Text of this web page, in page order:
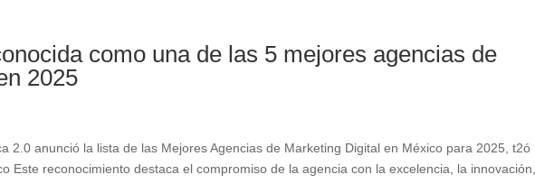
como una de las 5 mejores agencias de
2025
2.0 anunció la lista de las Mejores Agencias de Marketing Digital en México para 2025, t2ó
Este reconocimiento destaca el compromiso de la agencia con la excelencia, la innovación,